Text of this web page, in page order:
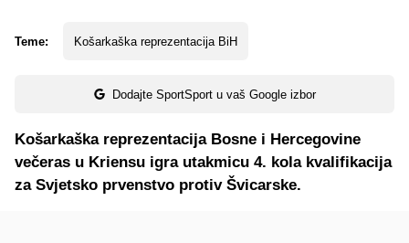
Teme: Košarkaška reprezentacija BiH
Dodajte SportSport u vaš Google izbor
Košarkaška reprezentacija Bosne i Hercegovine
večeras u Kriensu igra utakmicu 4. kola kvalifikacija
za Svjetsko prvenstvo protiv Švicarske.